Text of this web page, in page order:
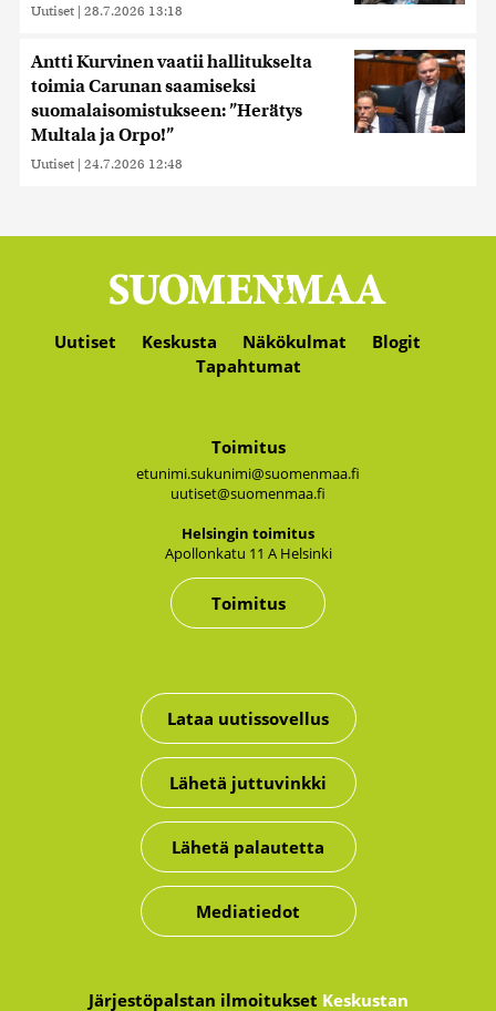
Uutiset | 28.7.2026 13:18
Antti Kurvinen vaatii hallitukselta
toimia Carunan saamiseksi
suomalaisomistukseen: ”Herätys
Multala ja Orpo!”
Uutiset | 24.7.2026 12:48
Uutiset Keskusta Näkökulmat
Blogit
Tapahtumat
Toimitus
etunimi.sukunimi@suomenmaa.fi
uutiset@suomenmaa.fi
Hel­sin­gin toi­mi­tus
Apol­lon­ka­tu 11 A Hel­sin­ki
Toimitus
Lataa uutissovellus
Lähetä juttuvinkki
Lähetä palautetta
Mediatiedot
Järjestöpalstan ilmoitukset Keskustan